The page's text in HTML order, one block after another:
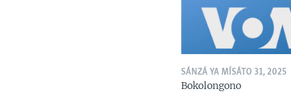
SÁNZÁ YA MÍSÁTO 31, 2025
Bokolongono